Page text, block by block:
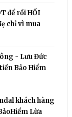
để rồi HỐI
chỉ vì mua
- Lưu Đức
Bảo Hiểm
khách hàng
Lừa